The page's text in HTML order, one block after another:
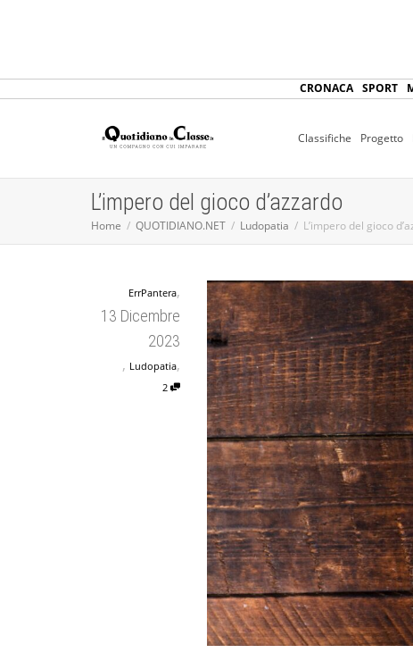
CRONACA SPORT
Classifiche Progetto
L’impero del gioco d’azzardo
Home QUOTIDIANO.NET Ludopatia L’impero del gioco
ErrPantera,
13 Dicembre
2023
, Ludopatia,
2